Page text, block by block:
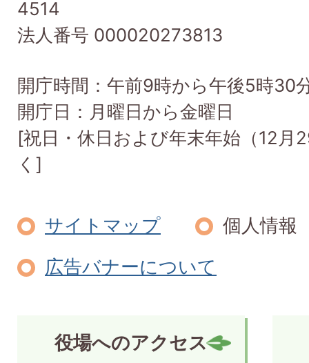
Town
4514
法人番号 000020273813
開庁時間：午前9時から午後5時30
開庁日：月曜日から金曜日
[祝日・休日および年末年始（12月
く]
サイトマップ
個人情報
広告バナーについて
役場へのアクセス